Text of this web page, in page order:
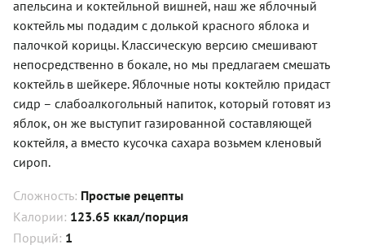
апельсина и коктейльной вишней, наш же яблочный
коктейль мы подадим с долькой красного яблока и
палочкой корицы. Классическую версию смешивают
непосредственно в бокале, но мы предлагаем смешать
коктейль в шейкере. Яблочные ноты коктейлю придаст
сидр – слабоалкогольный напиток, который готовят из
яблок, он же выступит газированной составляющей
коктейля, а вместо кусочка сахара возьмем кленовый
сироп.
Сложность: Простые рецепты
Калории: 123.65 ккал/порция
Порций: 1